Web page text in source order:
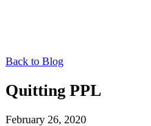
Back to Blog
Quitting PPL
February 26, 2020